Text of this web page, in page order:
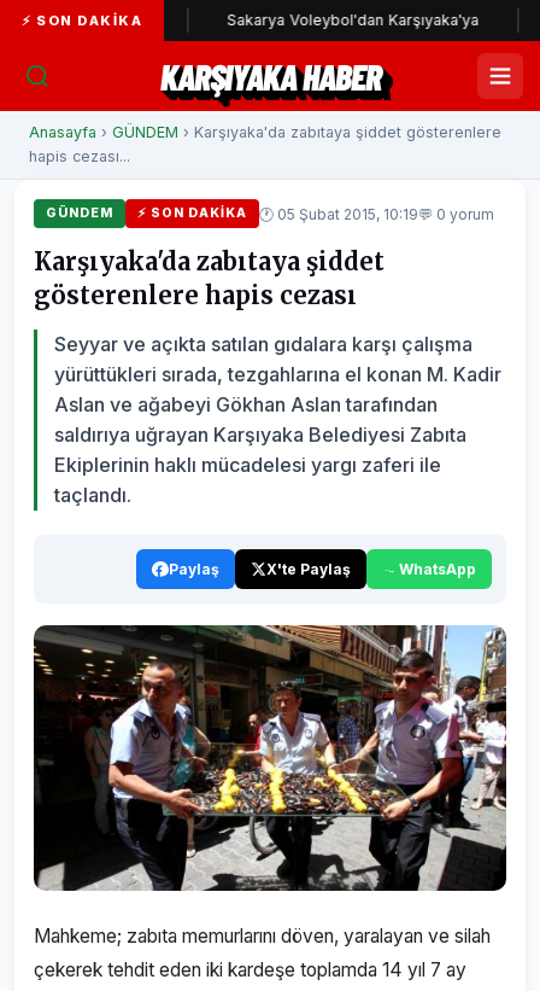
⚡ SON DAKIKA
yolunda Sakarya Voleybol'dan Karşıyaka'ya
KARŞIYAKA HABER
Anasayfa › GÜNDEM › Karşıyaka'da zabıtaya şiddet gösterenlere
hapis cezası...
GÜNDEM ⚡ SON DAKIKA 🕐 05 Şubat 2015, 10:19💬 0 yorum
Karşıyaka'da zabıtaya şiddet
gösterenlere hapis cezası
Seyyar ve açıkta satılan gıdalara karşı çalışma
yürüttükleri sırada, tezgahlarına el konan M. Kadir
Aslan ve ağabeyi Gökhan Aslan tarafından
saldırıya uğrayan Karşıyaka Belediyesi Zabıta
Ekiplerinin haklı mücadelesi yargı zaferi ile
taçlandı.
Paylaş X'te Paylaş WhatsApp
Mahkeme; zabıta memurlarını döven, yaralayan ve silah
çekerek tehdit eden iki kardeşe toplamda 14 yıl 7 ay